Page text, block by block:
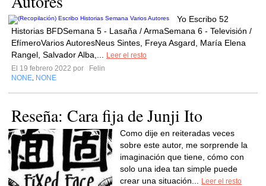
Yo Escribo 52
Historias BFDSemana 5 - Lasaña / ArmaSemana 6 - Televisión /
EfímeroVarios AutoresNeus Sintes, Freya Asgard, María Elena
Rangel, Salvador Alba,...
Leer el resto
El 19 febrero 2022 por
Felin
NONE NONE
Reseña: Cara fija de Junji Ito
Como dije en reiteradas veces
sobre este autor, me sorprende la
imaginación que tiene, cómo con
solo una idea tan simple puede
crear una situación...
Leer el resto